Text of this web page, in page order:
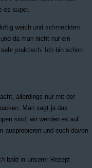
es super.
weich und schmeckten
da man nicht nur ein
praktisch. Ich bin schon
allerdings nur mit der
Man sagt ja das
sind, wir werden es auf
ausprobieren und euch davon
bald in unserer Rezept